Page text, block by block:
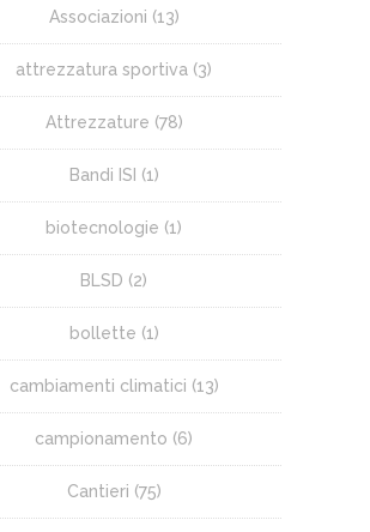
Associazioni (13)
attrezzatura sportiva (3)
Attrezzature (78)
Bandi ISI (1)
biotecnologie (1)
BLSD (2)
bollette (1)
cambiamenti climatici (13)
campionamento (6)
Cantieri (75)